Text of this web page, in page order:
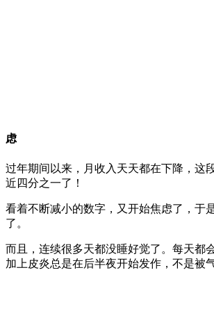
虑
过年期间以来，月收入天天都在下降，这
近四分之一了！
看着不断减小的数字，又开始焦虑了，于
了。
而且，连续很多天都没睡好觉了。每天都
加上皮炎总是在后半夜开始发作，不是被